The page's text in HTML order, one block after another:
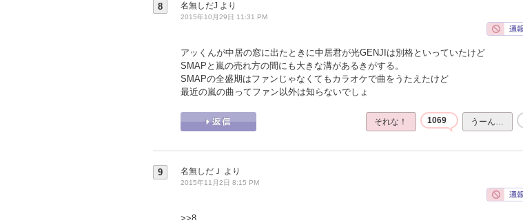
8 名無しだJ より
2015年10月29日 11:31 PM
アッくんが中居の窓に出たときに中居君が光GENJIは別格といっていたけど
SMAPと嵐の売れ方の間にも大きな溝があるきがする。
SMAPの全盛期はファンじゃなくてもカラオケで曲をうたえたけど
最近の嵐の曲ってファン以外は知らないでしょ
それな！ 1069 うーん…
9 名無しだＪ より
2015年11月2日 8:15 PM